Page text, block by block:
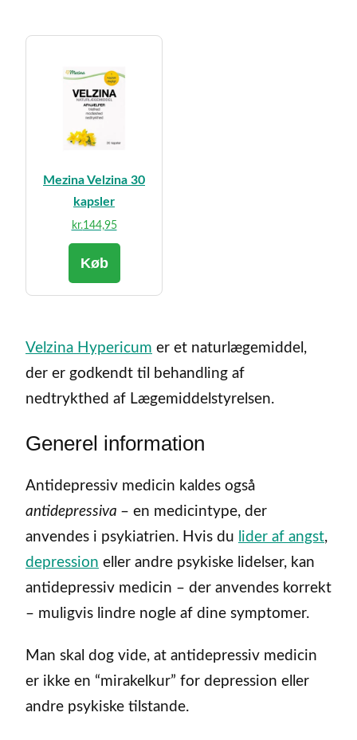
Mezina Velzina 30
kapsler
kr.144,95
Køb
Velzina Hypericum er et naturlægemiddel,
der er godkendt til behandling af
nedtrykthed af Lægemiddelstyrelsen.
Generel information
Antidepressiv medicin kaldes også
antidepressiva – en medicintype, der
anvendes i psykiatrien. Hvis du lider af angst,
depression eller andre psykiske lidelser, kan
antidepressiv medicin – der anvendes korrekt
– muligvis lindre nogle af dine symptomer.
Man skal dog vide, at antidepressiv medicin
er ikke en “mirakelkur” for depression eller
andre psykiske tilstande.